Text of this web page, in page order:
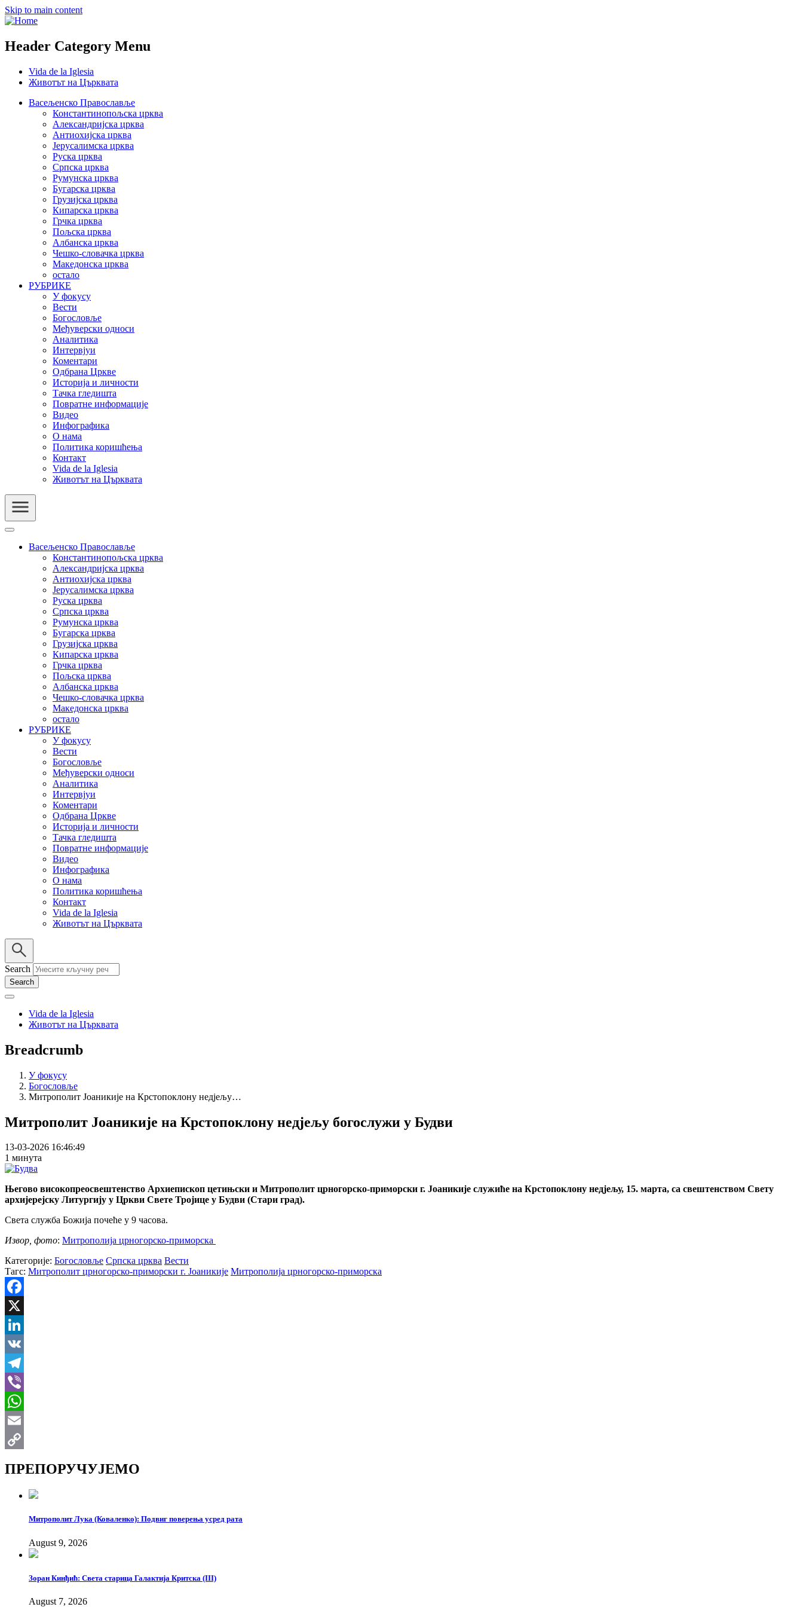
Skip to main content
Header Category Menu
Vida de la Iglesia
Животът на Църквата
Васељенско Православље
Константинопољска црква
Александријска црква
Антиохијска црква
Јерусалимска црква
Руска црква
Српска црква
Румунска црква
Бугарска црква
Грузијска црква
Кипарска црква
Грчка црква
Пољска црква
Албанска црква
Чешко-словачка црква
Македонска црква
остало
РУБРИКЕ
У фокусу
Вести
Богословље
Међуверски односи
Аналитика
Интервјуи
Коментари
Одбрана Цркве
Историја и личности
Тачка гледишта
Повратне информације
Видео
Инфографика
О нама
Политика коришћења
Контакт
Vida de la Iglesia
Животът на Църквата
Васељенско Православље
Константинопољска црква
Александријска црква
Антиохијска црква
Јерусалимска црква
Руска црква
Српска црква
Румунска црква
Бугарска црква
Грузијска црква
Кипарска црква
Грчка црква
Пољска црква
Албанска црква
Чешко-словачка црква
Македонска црква
остало
РУБРИКЕ
У фокусу
Вести
Богословље
Међуверски односи
Аналитика
Интервјуи
Коментари
Одбрана Цркве
Историја и личности
Тачка гледишта
Повратне информације
Видео
Инфографика
О нама
Политика коришћења
Контакт
Vida de la Iglesia
Животът на Църквата
Search
Vida de la Iglesia
Животът на Църквата
Breadcrumb
У фокусу
Богословље
Митрополит Јоаникије на Крстопоклону недјељу…
Митрополит Јоаникије на Крстопоклону недјељу богослужи у Будви
13-03-2026 16:46:49
1 минута
Његово високопреосвештенство Архиепископ цетињски и Митрополит црногорско-приморски г. Јоаникије служиће на Крстопоклону недјељу, 15. марта, са свештенством Свету
архијерејску Литургију у Цркви Свете Тројице у Будви (Стари град).
Света служба Божија почеће у 9 часова.
Извор, фото: Митрополија црногорско-приморска
Категорије: Богословље Српска црква Вести
Тагс: Митрополит црногорско-приморски г. Јоаникије Митрополија црногорско-приморска
Facebook
X
LinkedIn
VK
Telegram
Viber
WhatsApp
Email
ПРЕПОРУЧУЈЕМО
Митрополит Лука (Коваленко): Подвиг поверења усред рата
August 9, 2026
Зоран Кинђић: Света старица Галактија Критска (III)
August 7, 2026